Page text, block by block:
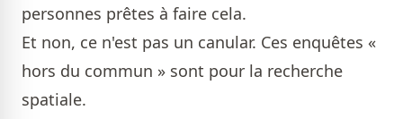
personnes prêtes à faire cela.
Et non, ce n'est pas un canular. Ces enquêtes «
hors du commun » sont pour la recherche
spatiale.